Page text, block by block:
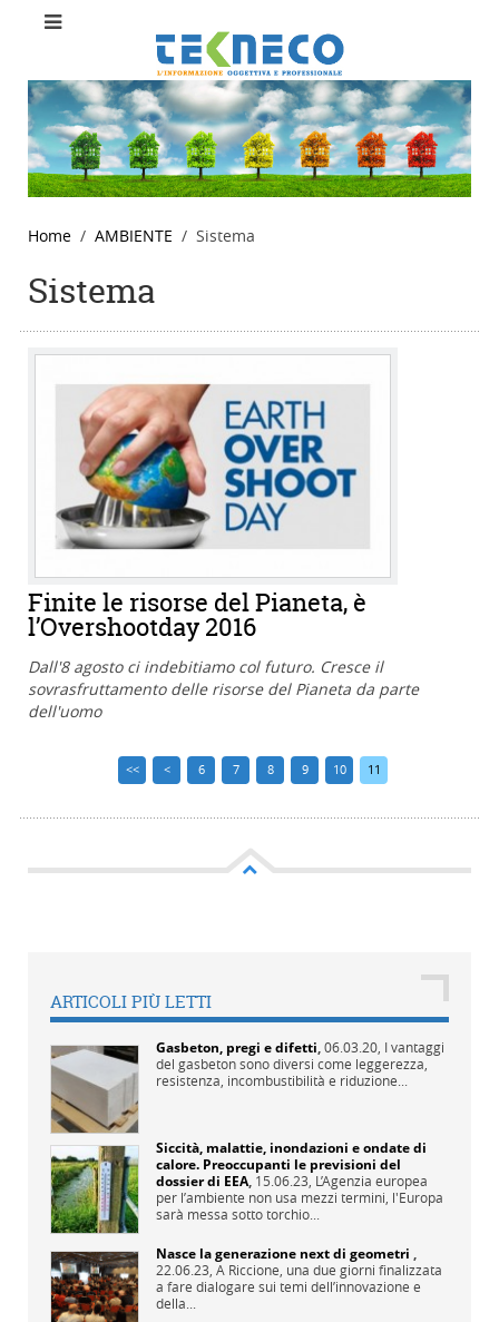
Home AMBIENTE Sistema
Sistema
Finite le risorse del Pianeta, è
l’Overshootday 2016
Dall'8 agosto ci indebitiamo col futuro. Cresce il
sovrasfruttamento delle risorse del Pianeta da parte
dell'uomo
<< < 6 7 8 9 10 11
ARTICOLI PIÙ LETTI
Gasbeton, pregi e difetti,06.03.20, I vantaggi
del gasbeton sono diversi come leggerezza,
resistenza, incombustibilità e riduzione...
Siccità, malattie, inondazioni e ondate di
calore. Preoccupanti le previsioni del
dossier di EEA, 15.06.23, L’Agenzia europea
per l’ambiente non usa mezzi termini, l'Europa
sarà messa sotto torchio...
Nasce la generazione next di geometri ,
22.06.23, A Riccione, una due giorni finalizzata
a fare dialogare sui temi dell’innovazione e
della...